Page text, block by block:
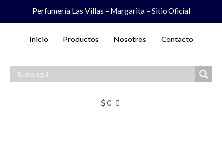
Perfumería Las Villas – Margarita – Sitio Oficial
Inicio Productos Nosotros Contacto
$ 0